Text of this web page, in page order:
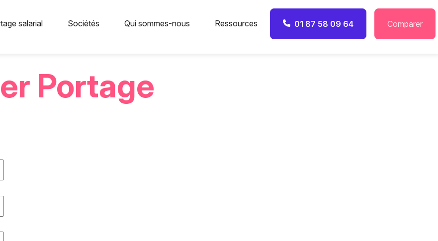
salarial Sociétés Qui sommes-nous Ressources 01 87 58 09 64 Comparer
Portage